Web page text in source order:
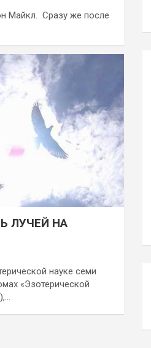
Сразу же после
ЛУЧЕЙ НА
науке семи
«Эзотерической